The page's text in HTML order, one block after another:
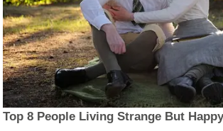
Top 8 People Living Strange But